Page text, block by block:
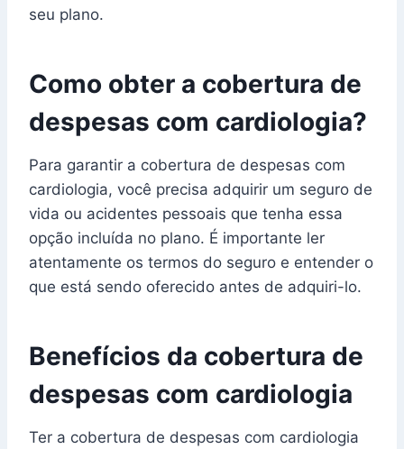
seu plano.
Como obter a cobertura de
despesas com cardiologia?
Para garantir a cobertura de despesas com
cardiologia, você precisa adquirir um seguro de
vida ou acidentes pessoais que tenha essa
opção incluída no plano. É importante ler
atentamente os termos do seguro e entender o
que está sendo oferecido antes de adquiri-lo.
Benefícios da cobertura de
despesas com cardiologia
Ter a cobertura de despesas com cardiologia